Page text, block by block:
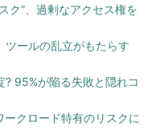
の変更が可能
サービス」コンソールの
ムの情報、共有の情報を
ク”、過剰なアクセス権を
ツールの乱立がもたらす
95%が陥る失敗と隠れコ
クロード特有のリスクに